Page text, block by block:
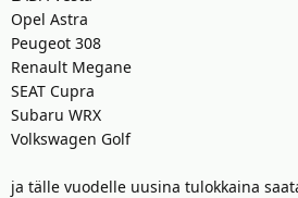
Opel Astra
Peugeot 308
Renault Megane
SEAT Cupra
Subaru WRX
Volkswagen Golf
ja tälle vuodelle uusina tulokkaina